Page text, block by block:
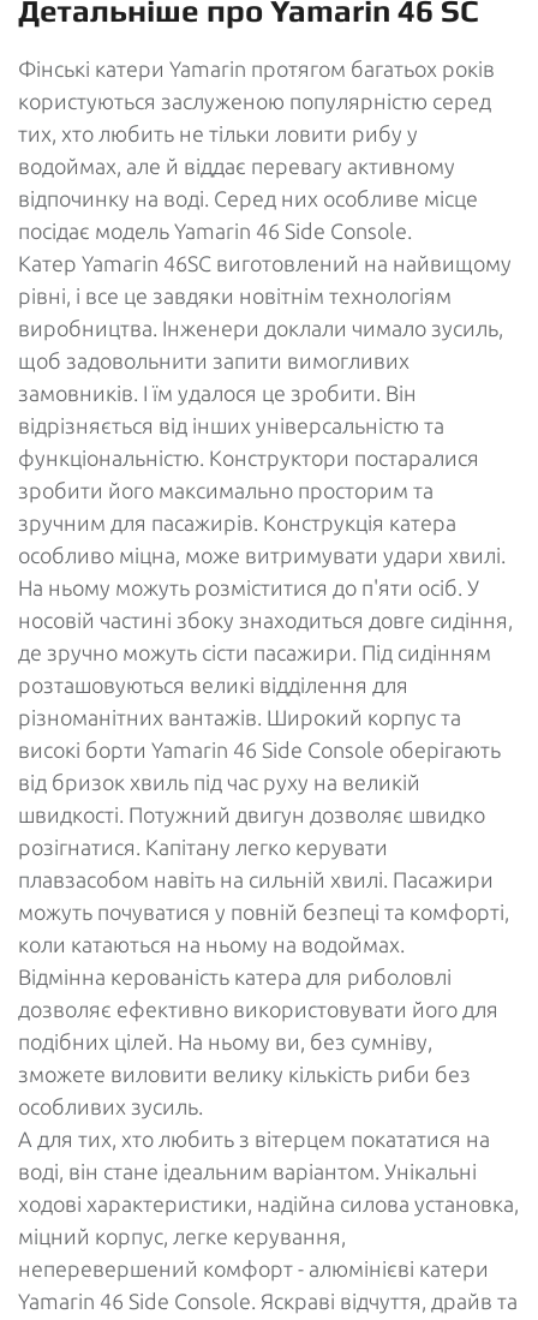
Детальніше про Yamarin 46 SC
Фінські катери Yamarin протягом багатьох років
користуються заслуженою популярністю серед
тих, хто любить не тільки ловити рибу у
водоймах, але й віддає перевагу активному
відпочинку на воді. Серед них особливе місце
посідає модель Yamarin 46 Side Console.
Катер Yamarin 46SC виготовлений на найвищому
рівні, і все це завдяки новітнім технологіям
виробництва. Інженери доклали чимало зусиль,
щоб задовольнити запити вимогливих
замовників. І їм удалося це зробити. Він
відрізняється від інших універсальністю та
функціональністю. Конструктори постаралися
зробити його максимально просторим та
зручним для пасажирів. Конструкція катера
особливо міцна, може витримувати удари хвилі.
На ньому можуть розміститися до п'яти осіб. У
носовій частині збоку знаходиться довге сидіння,
де зручно можуть сісти пасажири. Під сидінням
розташовуються великі відділення для
різноманітних вантажів. Широкий корпус та
високі борти Yamarin 46 Side Console оберігають
від бризок хвиль під час руху на великій
швидкості. Потужний двигун дозволяє швидко
розігнатися. Капітану легко керувати
плавзасобом навіть на сильній хвилі. Пасажири
можуть почуватися у повній безпеці та комфорті,
коли катаються на ньому на водоймах.
Відмінна керованість катера для риболовлі
дозволяє ефективно використовувати його для
подібних цілей. На ньому ви, без сумніву,
зможете виловити велику кількість риби без
особливих зусиль.
А для тих, хто любить з вітерцем покататися на
воді, він стане ідеальним варіантом. Унікальні
ходові характеристики, надійна силова установка,
міцний корпус, легке керування,
неперевершений комфорт - алюмінієві катери
Yamarin 46 Side Console. Яскраві відчуття, драйв та